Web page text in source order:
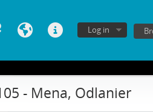
Log in
- Mena, Odlanier
99 - Molina Silva, Sergio
101 - Mena, Odlanier
102 - Silva Cimma, Enrique
103 - Mena, Odlanier